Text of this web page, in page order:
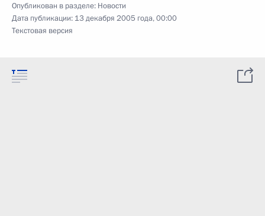
Опубликован в разделе: Новости
Дата публикации: 13 декабря 2005 года, 00:00
Текстовая версия